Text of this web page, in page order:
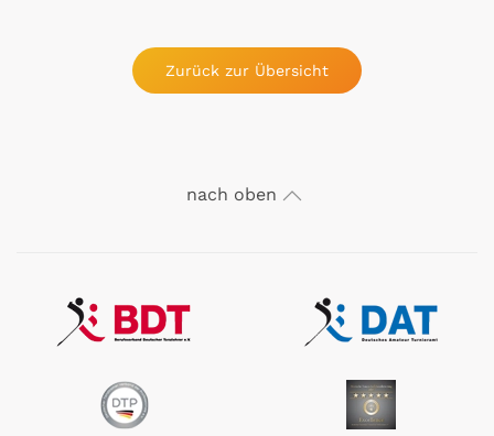
Zurück zur Übersicht
nach oben